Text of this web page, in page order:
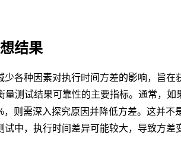
结果
少各种因素对执行时间方差的影响，旨在
量测试结果可靠性的主要指标。通常，如
，则需深入探究原因并降低方差。这并不
中，执行时间差异可能较大，导致方差